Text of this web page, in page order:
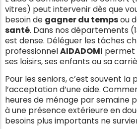
vitres) peut intervenir dès que
besoin de gagner du tempsou
santé. Dans nos départements
est dense. Déléguer les tâches
professionnelAIDADOMI permet
ses loisirs, ses enfants ou sa
Pour les seniors, c’est souvent
l’acceptation d’une aide.
heures de ménage par semaine
à une présence extérieure en
besoins plus importants ne